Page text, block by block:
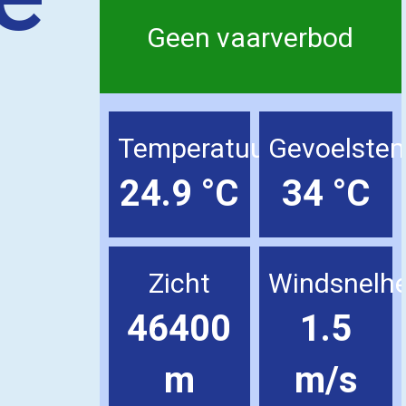
Geen vaarverbod
Temperatuur
24.9 °C 34 °C
Zicht
46400
m
1.5
m/s